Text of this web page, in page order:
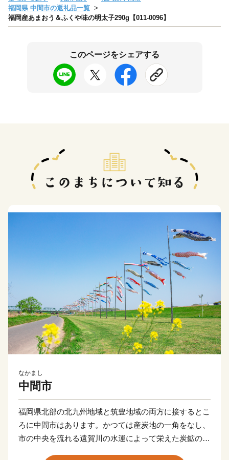
福岡県 中間市の返礼品一覧
福岡産あまおう＆ふくや味の明太子290g【011-0096】
このページをシェアする
なかまし
中間市
福岡県北部の北九州地域と筑豊地域の両方に接するとこ
ろに中間市はあります。かつては産炭地の一角をなし、
市の中央を流れる遠賀川の水運によって栄えた炭鉱のま